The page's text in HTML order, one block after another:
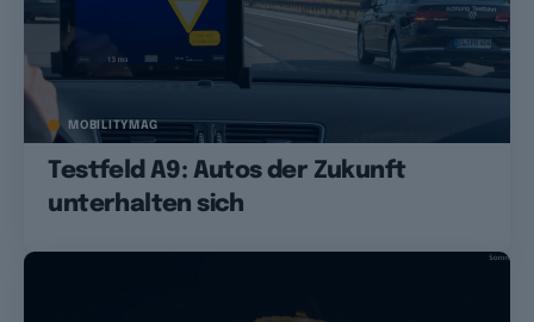
MOBILITYMAG
Testfeld A9: Autos der Zukunft
unterhalten sich